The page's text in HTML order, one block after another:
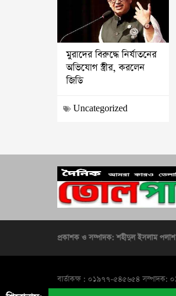
মুরাদের বিরুদ্ধে নির্যাতনের
অভিযোগ স্ত্রীর, করলেন
জিডি
Uncategorized
প্রকাশক ও সম্পাদক: শহীদুল ইসলাম
বার্তাকক্ষ : ০১৯৭৭-৫৪৫৬৫৪ সম্পাদক: